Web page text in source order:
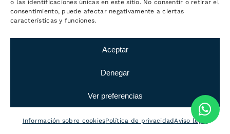
o las identificaciones únicas en este sitio. No consentir o retirar el
consentimiento, puede afectar negativamente a ciertas
características y funciones.
Aceptar
Denegar
Ver preferencias
Información sobre cookiesPolítica de privacidadAviso legal
Sobre
LOGÍSTICA MC
Logística MC trabaja desde hace más